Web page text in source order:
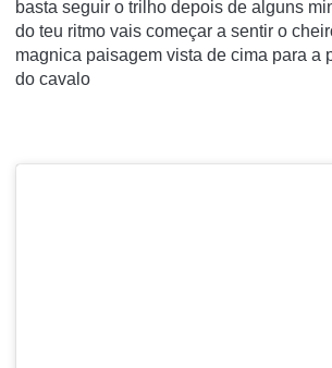
basta seguir o trilho depois de alguns
do teu ritmo vais começar a sentir o
magnica paisagem vista de cima para a
do cavalo